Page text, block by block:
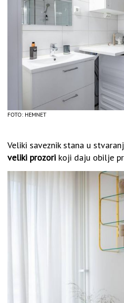
FOTO: HEMNET
Veliki saveznik stana u
veliki prozori koji daju obilje